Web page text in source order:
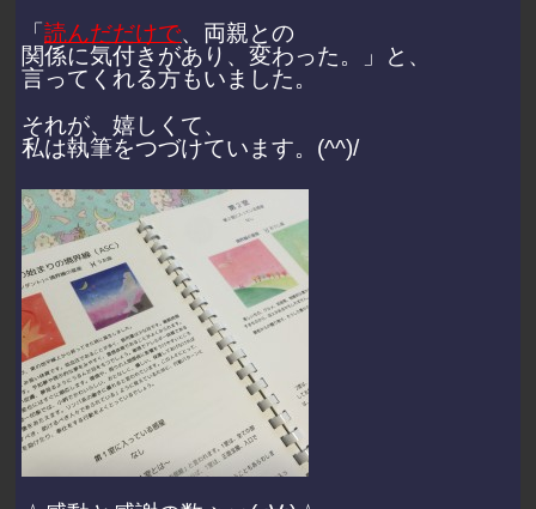
「読んだだけで、両親との
関係に気付きがあり、変わった。」と、
言ってくれる方もいました。
それが、嬉しくて、
私は執筆をつづけています。(^^)/